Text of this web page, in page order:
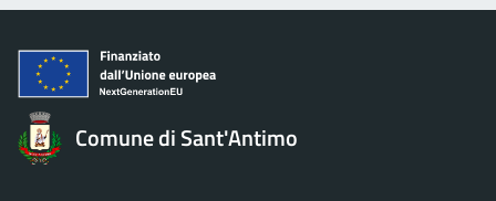
Comune di Sant'Antimo